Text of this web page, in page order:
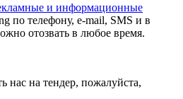
и информационные
по телефону, e-mail, SMS и в
отозвать в любое время.
нас на тендер, пожалуйста,